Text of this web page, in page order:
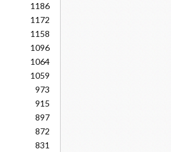
1186
1172
1158
1096
1064
1059
973
915
897
872
831